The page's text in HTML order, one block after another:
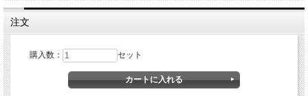
注文
購入数： セット